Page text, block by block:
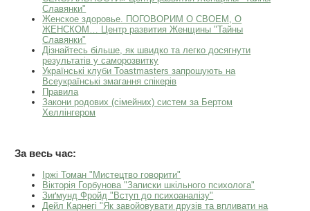
Славянки"
Женское здоровье. ПОГОВОРИМ О СВОЕМ, О
ЖЕНСКОМ… Центр развития Женщины "Тайны
Славянки"
Дізнайтесь більше, як швидко та легко досягнути
результатів у саморозвитку
Українські клуби Toastmasters запрошують на
Всеукраїнські змагання спікерів
Правила
Закони родових (сімейних) систем за Бертом
Хеллінгером
За весь час:
Іржі Томан "Мистецтво говорити"
Вікторія Горбунова "Записки шкільного психолога"
Зиґмунд Фройд "Вступ до психоаналізу"
Дейл Карнегі "Як завойовувати друзів та впливати на